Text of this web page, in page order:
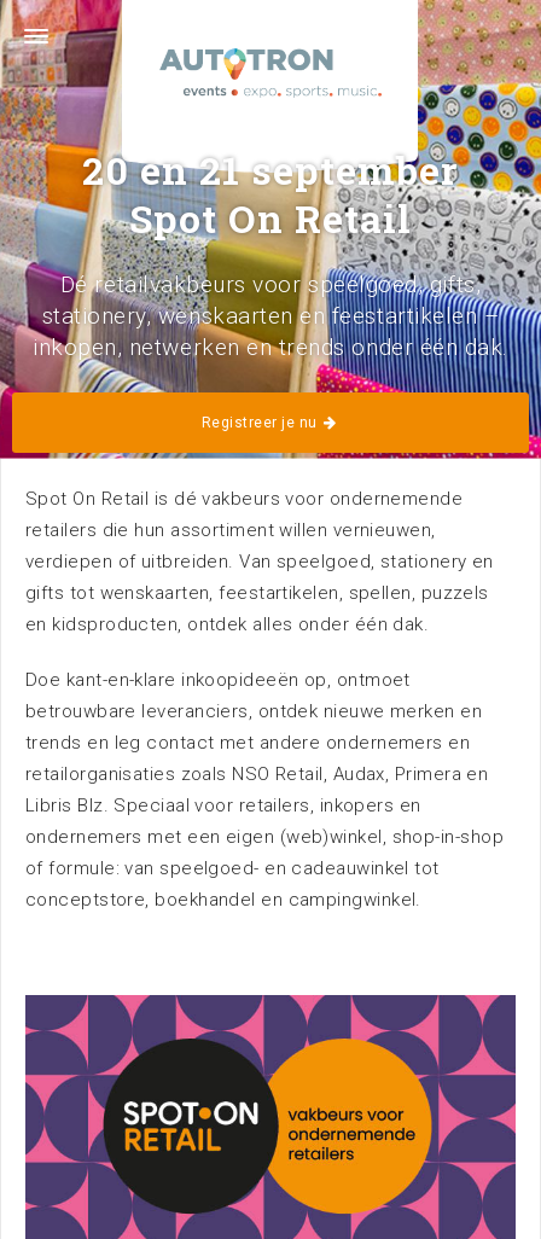
Graafsebaan 133 · 5248 NL Rosmalen ('s-
Hertogenbosch) · 073 629 39 11 ·info@autotron.nl
Volg ons
Home Kalender
Nieuws
Bereikbaarheid
Omgeving
Contact
Ik wil een evenement organiseren
Meer informatie
20 en 21 september
Spot On Retail
Dé retailvakbeurs voor speelgoed, gifts,
stationery, wenskaarten en feestartikelen –
inkopen, netwerken en trends onder één dak.
Registreer je nu
Spot On Retail is dé vakbeurs voor ondernemende
retailers die hun assortiment willen vernieuwen,
verdiepen of uitbreiden. Van speelgoed, stationery en
gifts tot wenskaarten, feestartikelen, spellen, puzzels
en kidsproducten, ontdek alles onder één dak.
Doe kant-en-klare inkoopideeën op, ontmoet
betrouwbare leveranciers, ontdek nieuwe merken en
trends en leg contact met andere ondernemers en
retailorganisaties zoals NSO Retail, Audax, Primera en
Libris Blz. Speciaal voor retailers, inkopers en
ondernemers met een eigen (web)winkel, shop-in-shop
of formule: van speelgoed- en cadeauwinkel tot
conceptstore, boekhandel en campingwinkel.